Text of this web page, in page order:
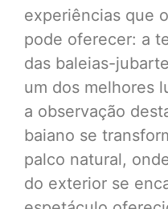
experiências que
pode oferecer: a
das baleias-
um dos melhores
a observação
baiano se
palco natural,
do exterior se